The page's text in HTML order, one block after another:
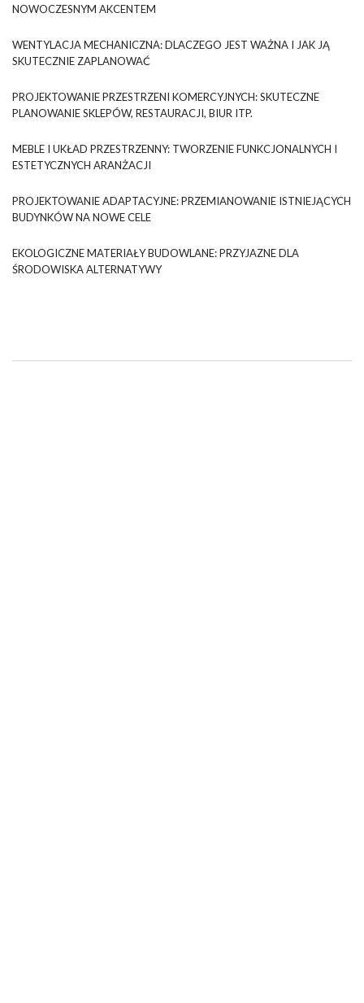
NOWOCZESNYM AKCENTEM
WENTYLACJA MECHANICZNA: DLACZEGO JEST WAŻNA I JAK JĄ
SKUTECZNIE ZAPLANOWAĆ
PROJEKTOWANIE PRZESTRZENI KOMERCYJNYCH: SKUTECZNE
PLANOWANIE SKLEPÓW, RESTAURACJI, BIUR ITP.
MEBLE I UKŁAD PRZESTRZENNY: TWORZENIE FUNKCJONALNYCH I
ESTETYCZNYCH ARANŻACJI
PROJEKTOWANIE ADAPTACYJNE: PRZEMIANOWANIE ISTNIEJĄCYCH
BUDYNKÓW NA NOWE CELE
EKOLOGICZNE MATERIAŁY BUDOWLANE: PRZYJAZNE DLA
ŚRODOWISKA ALTERNATYWY